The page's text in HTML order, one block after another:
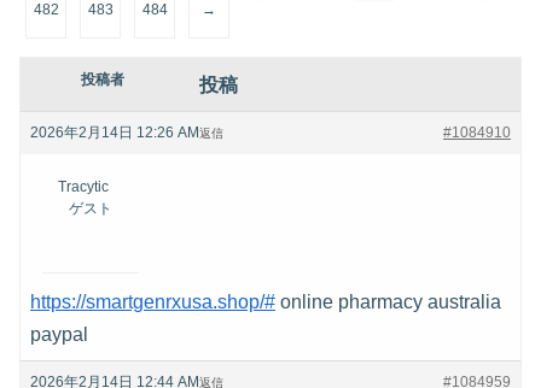
482 483 484 →
投稿者 投稿
2026年2月14日 12:26 AM #1084910
返信
Tracytic
ゲスト
https://smartgenrxusa.shop/# online pharmacy australia
paypal
2026年2月14日 12:44 AM #1084959
返信